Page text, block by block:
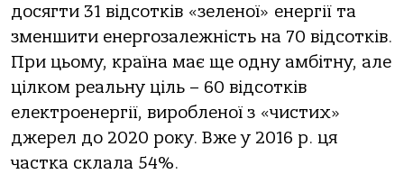
досягти 31 відсотків «зеленої» енергії та
зменшити енергозалежність на 70 відсотків.
При цьому, країна має ще одну амбітну, але
цілком реальну ціль – 60 відсотків
електроенергії, виробленої з «чистих»
джерел до 2020 року. Вже у 2016 р. ця
частка склала 54%.